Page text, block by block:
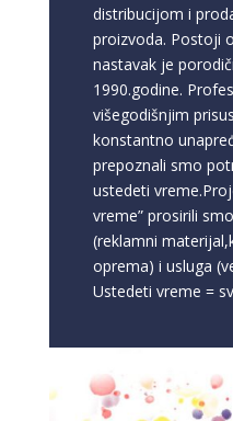
distribucijom i
proizvoda. Postoji
nastavak je
1990.godine.
višegodišnjim
konstantno
prepoznali smo
ustedeti
vreme” prosirili
(reklamni
oprema) i usluga
Ustedeti vreme =